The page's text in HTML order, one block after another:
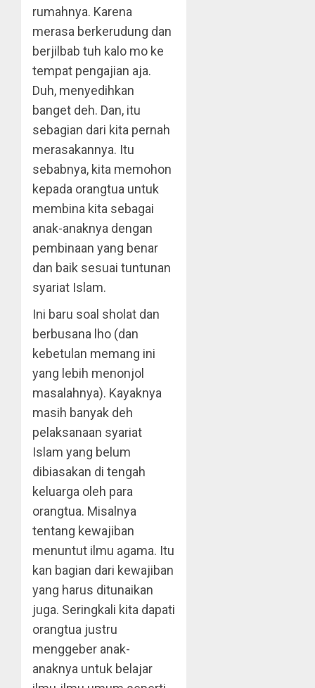
rumahnya. Karena
merasa berkerudung dan
berjilbab tuh kalo mo ke
tempat pengajian aja.
Duh, menyedihkan
banget deh. Dan, itu
sebagian dari kita pernah
merasakannya. Itu
sebabnya, kita memohon
kepada orangtua untuk
membina kita sebagai
anak-anaknya dengan
pembinaan yang benar
dan baik sesuai tuntunan
syariat Islam.
Ini baru soal sholat dan
berbusana lho (dan
kebetulan memang ini
yang lebih menonjol
masalahnya). Kayaknya
masih banyak deh
pelaksanaan syariat
Islam yang belum
dibiasakan di tengah
keluarga oleh para
orangtua. Misalnya
tentang kewajiban
menuntut ilmu agama. Itu
kan bagian dari kewajiban
yang harus ditunaikan
juga. Seringkali kita dapati
orangtua justru
menggeber anak-
anaknya untuk belajar